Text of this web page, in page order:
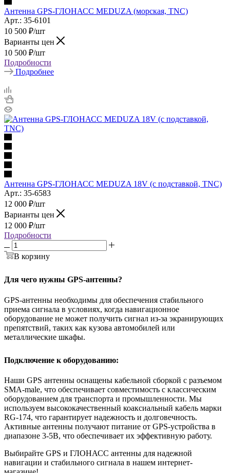
Антенна GPS-ГЛОНАСС MEDUZA (морская, TNC)
Арт.: 35-6101
10 500 ₽/шт
Варианты цен
10 500 ₽/шт
Подробности
Подробнее
Антенна GPS-ГЛОНАСС MEDUZA 18V (с подставкой, TNC)
Арт.: 35-6583
12 000 ₽/шт
Варианты цен
12 000 ₽/шт
Подробности
В корзину
Для чего нужны GPS-антенны?
GPS-антенны необходимы для обеспечения стабильного
приема сигнала в условиях, когда навигационное
оборудование не может получить сигнал из-за экранирующих
препятствий, таких как кузова автомобилей или
металлические шкафы.
Подключение к оборудованию:
Наши GPS антенны оснащены кабельной сборкой с разъемом
SMA-male, что обеспечивает совместимость с классическим
оборудованием для транспорта и промышленности. Мы
используем высококачественный коаксиальный кабель марки
RG-174, что гарантирует надежность и долговечность.
Активные антенны получают питание от GPS-устройства в
диапазоне 3-5В, что обеспечивает их эффективную работу.
Выбирайте GPS и ГЛОНАСС антенны для надежной
навигации и стабильного сигнала в нашем интернет-